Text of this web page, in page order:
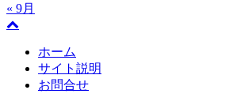
« 9月
ホーム
サイト説明
お問合せ